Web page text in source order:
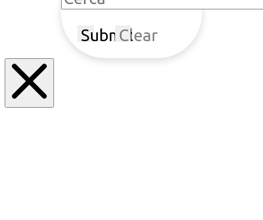
SubmitClear